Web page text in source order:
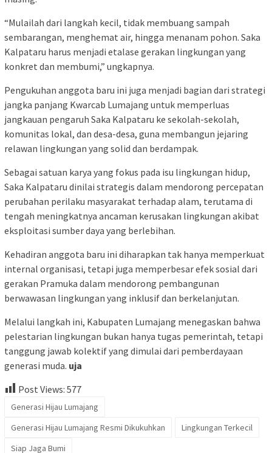
“Mulailah dari langkah kecil, tidak membuang sampah
sembarangan, menghemat air, hingga menanam pohon. Saka
Kalpataru harus menjadi etalase gerakan lingkungan yang
konkret dan membumi,” ungkapnya.
Pengukuhan anggota baru ini juga menjadi bagian dari strategi
jangka panjang Kwarcab Lumajang untuk memperluas
jangkauan pengaruh Saka Kalpataru ke sekolah-sekolah,
komunitas lokal, dan desa-desa, guna membangun jejaring
relawan lingkungan yang solid dan berdampak.
Sebagai satuan karya yang fokus pada isu lingkungan hidup,
Saka Kalpataru dinilai strategis dalam mendorong percepatan
perubahan perilaku masyarakat terhadap alam, terutama di
tengah meningkatnya ancaman kerusakan lingkungan akibat
eksploitasi sumber daya yang berlebihan.
Kehadiran anggota baru ini diharapkan tak hanya memperkuat
internal organisasi, tetapi juga memperbesar efek sosial dari
gerakan Pramuka dalam mendorong pembangunan
berwawasan lingkungan yang inklusif dan berkelanjutan.
Melalui langkah ini, Kabupaten Lumajang menegaskan bahwa
pelestarian lingkungan bukan hanya tugas pemerintah, tetapi
tanggung jawab kolektif yang dimulai dari pemberdayaan
generasi muda. uja
Post Views: 577
Generasi Hijau Lumajang
Generasi Hijau Lumajang Resmi Dikukuhkan
Lingkungan Terkecil
Siap Jaga Bumi